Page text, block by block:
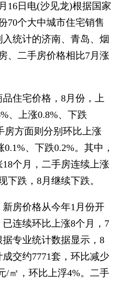
日电(沙见龙)根据国家
70个大中城市住宅销售
统计的济南、青岛、烟
、二手房价格相比7月涨
住宅价格，8月份，上
、上涨0.8%、下跌
房方面则分别环比上涨
、下跌0.2%。其中，
个月，二手房连续上涨
下跌，8月继续下跌。
房价格从今年1月份开
连续环比上涨8个月，7
专业统计数据显示，8
交约7771套，环比减少
/㎡，环比上浮4%。二手